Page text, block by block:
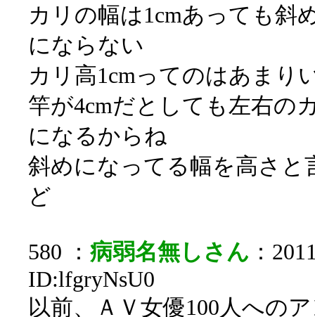
カリの幅は1cmあっても斜
にならない
カリ高1cmってのはあまり
竿が4cmだとしても左右の
になるからね
斜めになってる幅を高さと
ど
580 ： 病弱名無しさん ：
ID:lfgryNsU0
以前、ＡＶ女優100人への